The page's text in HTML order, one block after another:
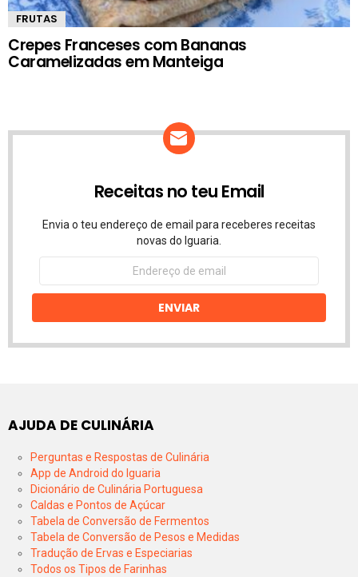
FRUTAS
Crepes Franceses com Bananas
Caramelizadas em Manteiga
Receitas no teu Email
Envia o teu endereço de email para receberes receitas
novas do Iguaria.
Endereço
email
ENVIAR
AJUDA DE CULINÁRIA
Perguntas e Respostas de Culinária
App de Android do Iguaria
Dicionário de Culinária Portuguesa
Caldas e Pontos de Açúcar
Tabela de Conversão de Fermentos
Tabela de Conversão de Pesos e Medidas
Tradução de Ervas e Especiarias
Todos os Tipos de Farinhas